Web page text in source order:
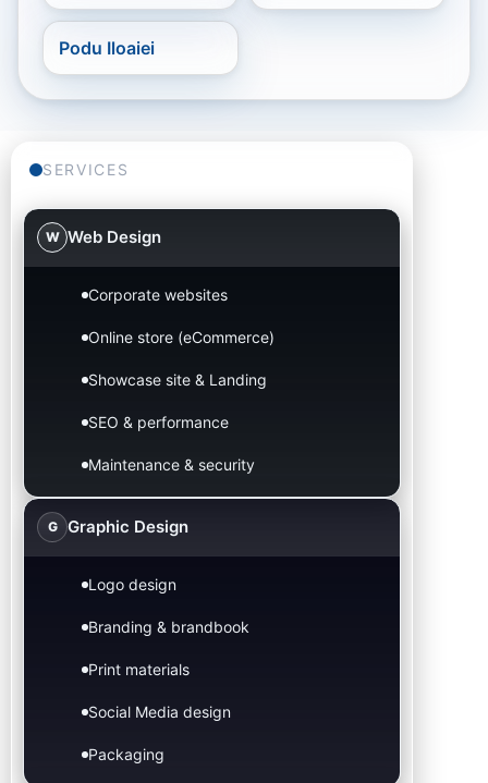
Podu Iloaiei
SERVICES
W Web Design
Corporate websites
Online store (eCommerce)
Showcase site & Landing
SEO & performance
Maintenance & security
G Graphic Design
Logo design
Branding & brandbook
Print materials
Social Media design
Packaging